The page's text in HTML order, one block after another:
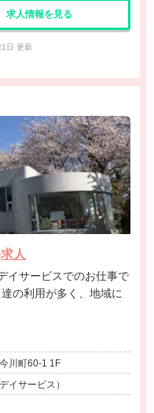
求人情報を見る
日 更新
人
の利用が多く、地域に
川町60-1 1F
イサービス）